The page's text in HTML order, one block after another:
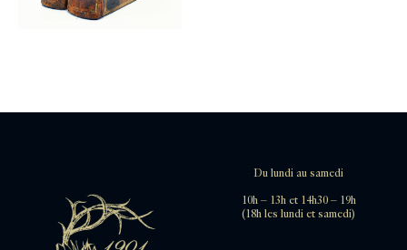
Du lundi au samedi
10h – 13h et 14h30 – 19h
(18h les lundi et samedi)